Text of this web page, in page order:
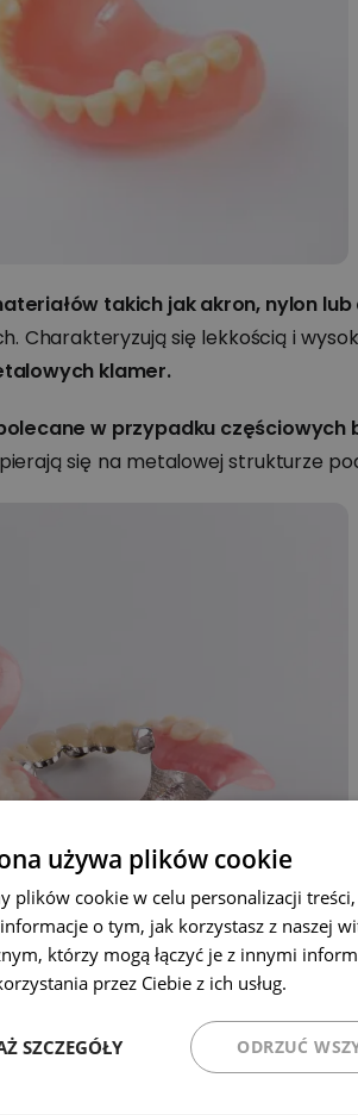
takich jak akron, nylon
Charakteryzują się lekkością i
klamer.
w przypadku częściowych
się na metalowej strukturze
stomatolog dobiera odpowiedni
Pacjenta. Ważne jest
i zapewni Pacjentowi
używa plików cookie
plików cookie w celu personalizacji
o tym, jak korzystasz z naszej
którzy mogą łączyć je z innymi
przez Ciebie z ich usług.
ODRZUĆ
SZCZEGÓŁY